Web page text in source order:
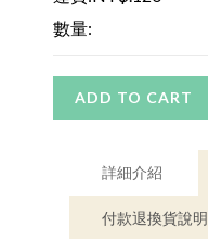
數量:
ADD TO CART
詳細介紹
付款退換貨說明